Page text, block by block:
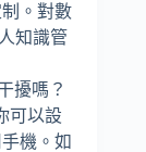
。對數
知識管
擾嗎？
可以設
機。如